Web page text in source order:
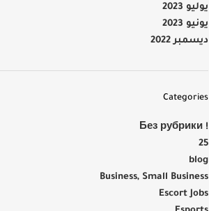
يوليو 2023
يونيو 2023
ديسمبر 2022
Categories
! Без рубрики
25
blog
Business, Small Business
Escort Jobs